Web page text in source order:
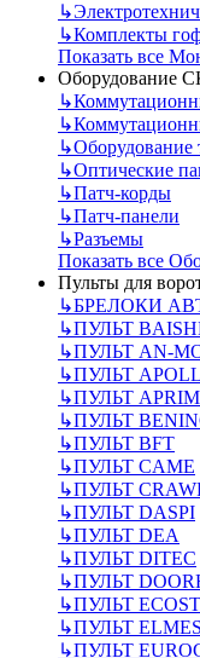
↳
↳Комплекты
Показать все
Оборудование
↳
↳
↳Оборудование
↳Оптические
↳Патч-корды
↳Патч-панели
↳Разъемы
Показать все
Пульты для
↳БРЕЛОКИ
↳ПУЛЬТ
↳ПУЛЬТ AN-
↳ПУЛЬТ
↳ПУЛЬТ
↳ПУЛЬТ
↳ПУЛЬТ BFT
↳ПУЛЬТ CAME
↳ПУЛЬТ
↳ПУЛЬТ DASPI
↳ПУЛЬТ DEA
↳ПУЛЬТ DITEC
↳ПУЛЬТ
↳ПУЛЬТ
↳ПУЛЬТ ELMES
↳ПУЛЬТ